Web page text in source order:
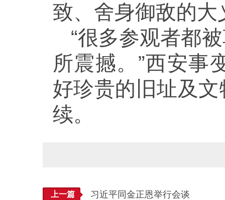
致、舍身御敌的大
“很多参观者都
所震撼。”西安事
好珍贵的旧址及
续。
上一篇 习近平同金正恩举行会谈